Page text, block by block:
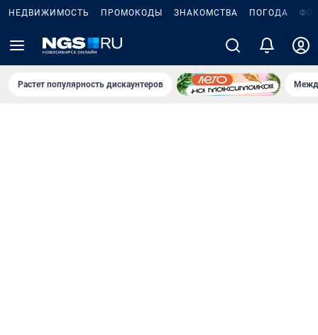
НЕДВИЖИМОСТЬ ПРОМОКОДЫ ЗНАКОМСТВА ПОГОДА
Растет популярность дискаунтеров